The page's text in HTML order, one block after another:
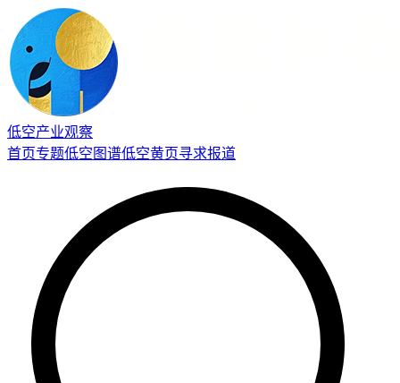
低空产业观察
首页专题低空图谱低空黄页寻求报道